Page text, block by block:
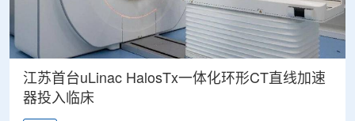
江苏首台uLinac HalosTx一体化环形CT直线加速
器投入临床